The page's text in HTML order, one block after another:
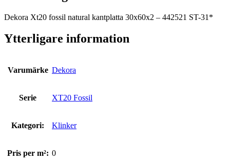
Dekora Xt20 fossil natural kantplatta 30x60x2 – 442521 ST-31*
Ytterligare information
Varumärke Dekora
Serie XT20 Fossil
Kategori: Klinker
Pris per m²: 0